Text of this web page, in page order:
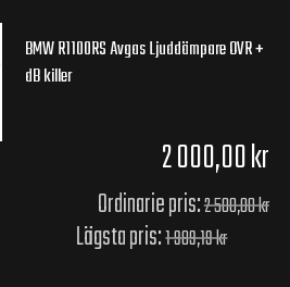
BMW R1100RS Avgas Ljuddämpare OVR +
dB killer
2 000,00 kr
Ordinarie pris:2 500,00 kr
Lägsta pris:1 989,19 kr